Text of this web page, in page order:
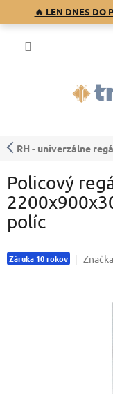
🔥 LEN DNES DO
RH - univerzálne
Policový
políc
Záruka 10 rokov